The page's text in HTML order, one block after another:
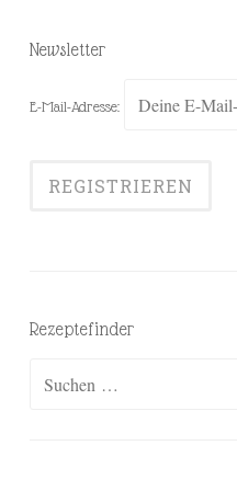
Newsletter
E-Mail-Adresse:
Rezeptefinder